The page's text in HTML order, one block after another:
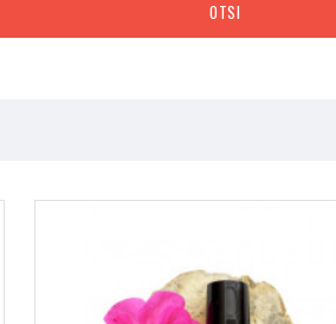
OTSI